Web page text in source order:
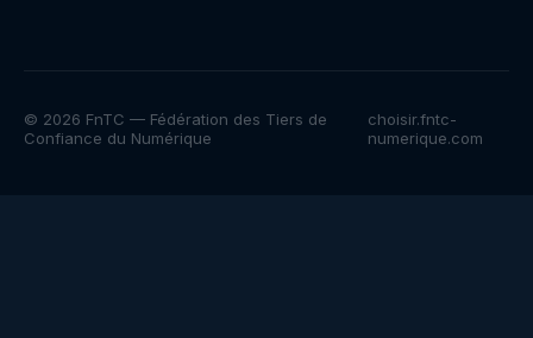
© 2026 FnTC — Fédération des Tiers de
Confiance du Numérique
choisir.fntc-
numerique.com